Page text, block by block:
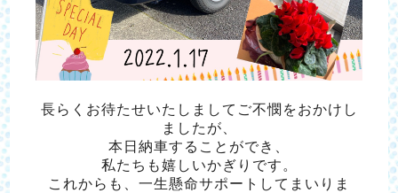
長らくお待たせいたしましてご不憫をおかけし
ましたが、
本日納車することができ、
私たちも嬉しいかぎりです。
これからも、一生懸命サポートしてまいりま